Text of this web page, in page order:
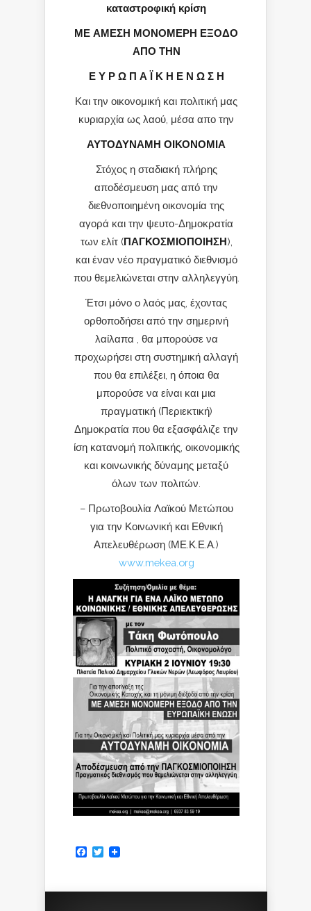
καταστροφική κρίση
ΜΕ ΑΜΕΣΗ ΜΟΝΟΜΕΡΗ ΕΞΟΔΟ
ΑΠΟ ΤΗΝ
Ε Υ Ρ Ω Π Α Ϊ Κ Η Ε Ν Ω Σ Η
Και την οικονομική και πολιτική μας
κυριαρχία ως λαού, μέσα απο την
ΑΥΤΟΔΥΝΑΜΗ ΟΙΚΟΝΟΜΙΑ
Στόχος η σταδιακή πλήρης
αποδέσμευση μας από την
διεθνοποιημένη οικονομία της
αγορά και την ψευτο-Δημοκρατία
των ελίτ (ΠΑΓΚΟΣΜΙΟΠΟΙΗΣΗ),
και έναν νέο πραγματικό διεθνισμό
που θεμελιώνεται στην αλληλεγγύη.
Έτσι μόνο ο λαός μας, έχοντας
ορθοποδήσει από την σημερινή
λαίλαπα , θα μπορούσε να
προχωρήσει στη συστημική αλλαγή
που θα επιλέξει, η όποια θα
μπορούσε να είναι και μια
πραγματική (Περιεκτική)
Δημοκρατία που θα εξασφάλιζε την
ίση κατανομή πολιτικής, οικονομικής
και κοινωνικής δύναμης μεταξύ
όλων των πολιτών.
– Πρωτοβουλία Λαϊκού Μετώπου
για την Κοινωνική και Εθνική
Απελευθέρωση (ΜΕ.Κ.Ε.Α.)
www.mekea.org
Facebook
Twitter